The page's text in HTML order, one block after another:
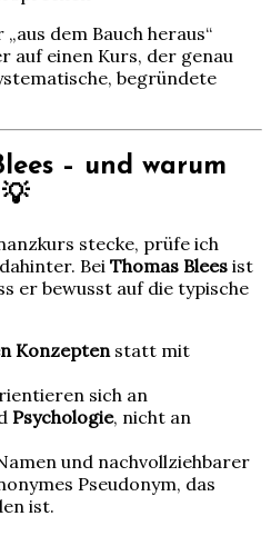
dem Bauch heraus“
auf einen Kurs, der genau
begründete
– und warum
stecke, prüfe ich
Bei Thomas Blees ist
er bewusst auf die typische
Konzepten statt mit
sich an
Psychologie, nicht an
und nachvollziehbarer
Pseudonym, das
ist.